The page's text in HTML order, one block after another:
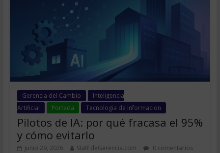
Gerencia del Cambio
Inteligencia
Artificial
Portada Tecnologia de Informacion
Pilotos de IA: por qué fracasa el 95%
y cómo evitarlo
junio 29, 2026 Staff deGerencia.com
0 comentarios